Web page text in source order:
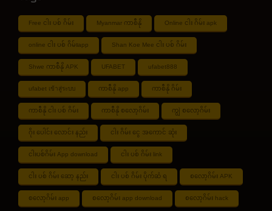
Free ငါး ပစ် ဂိမ်း Myanmar ကာစီနို Online ငါး ဂိမ်း apk
online ငါး ပစ် ဂိမ်းapp Shan Koe Mee ငါး ပစ် ဂိမ်း
Shwe ကာစီနို APK UFABET ufabet888
ufabet เข้าสู่ระบบ ကာစီနို app ကာစီနို ဂိမ်း
ကာစီနို ငါး ပစ် ဂိမ်း ကာစီနို စလော့ဂိမ်း ကျွဲ စလော့ဂိမ်း
ဂိုး ပေါင်း လောင်း နည်း ငါး ဂိမ်း ငွေ အကောင် ဆုံး
ငါးပစ်ဂိမ်း App download ငါး ပစ် ဂိမ်း link
ငါး ပစ် ဂိမ်း ဆော့ နည်း ငါး ပစ် ဂိမ်း ပိုက်ဆံ ရ စလော့ဂိမ်း APK
စလော့ဂိမ်း app စလော့ဂိမ်း app download စလော့ဂိမ်း hack